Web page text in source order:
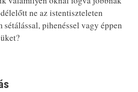
ne az istentiszteleten
sétálással, pihenéssel vagy éppen